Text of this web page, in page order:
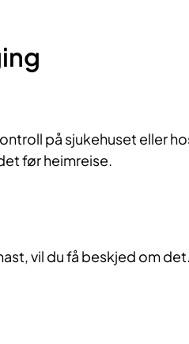
på sjukehuset eller
før heimreise.
vil du få beskjed om